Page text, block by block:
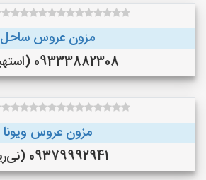
مزون عروس ساحل
09333882308 (استهبان )
مزون عروس ویونا
09379992941 (نی‌ریز)